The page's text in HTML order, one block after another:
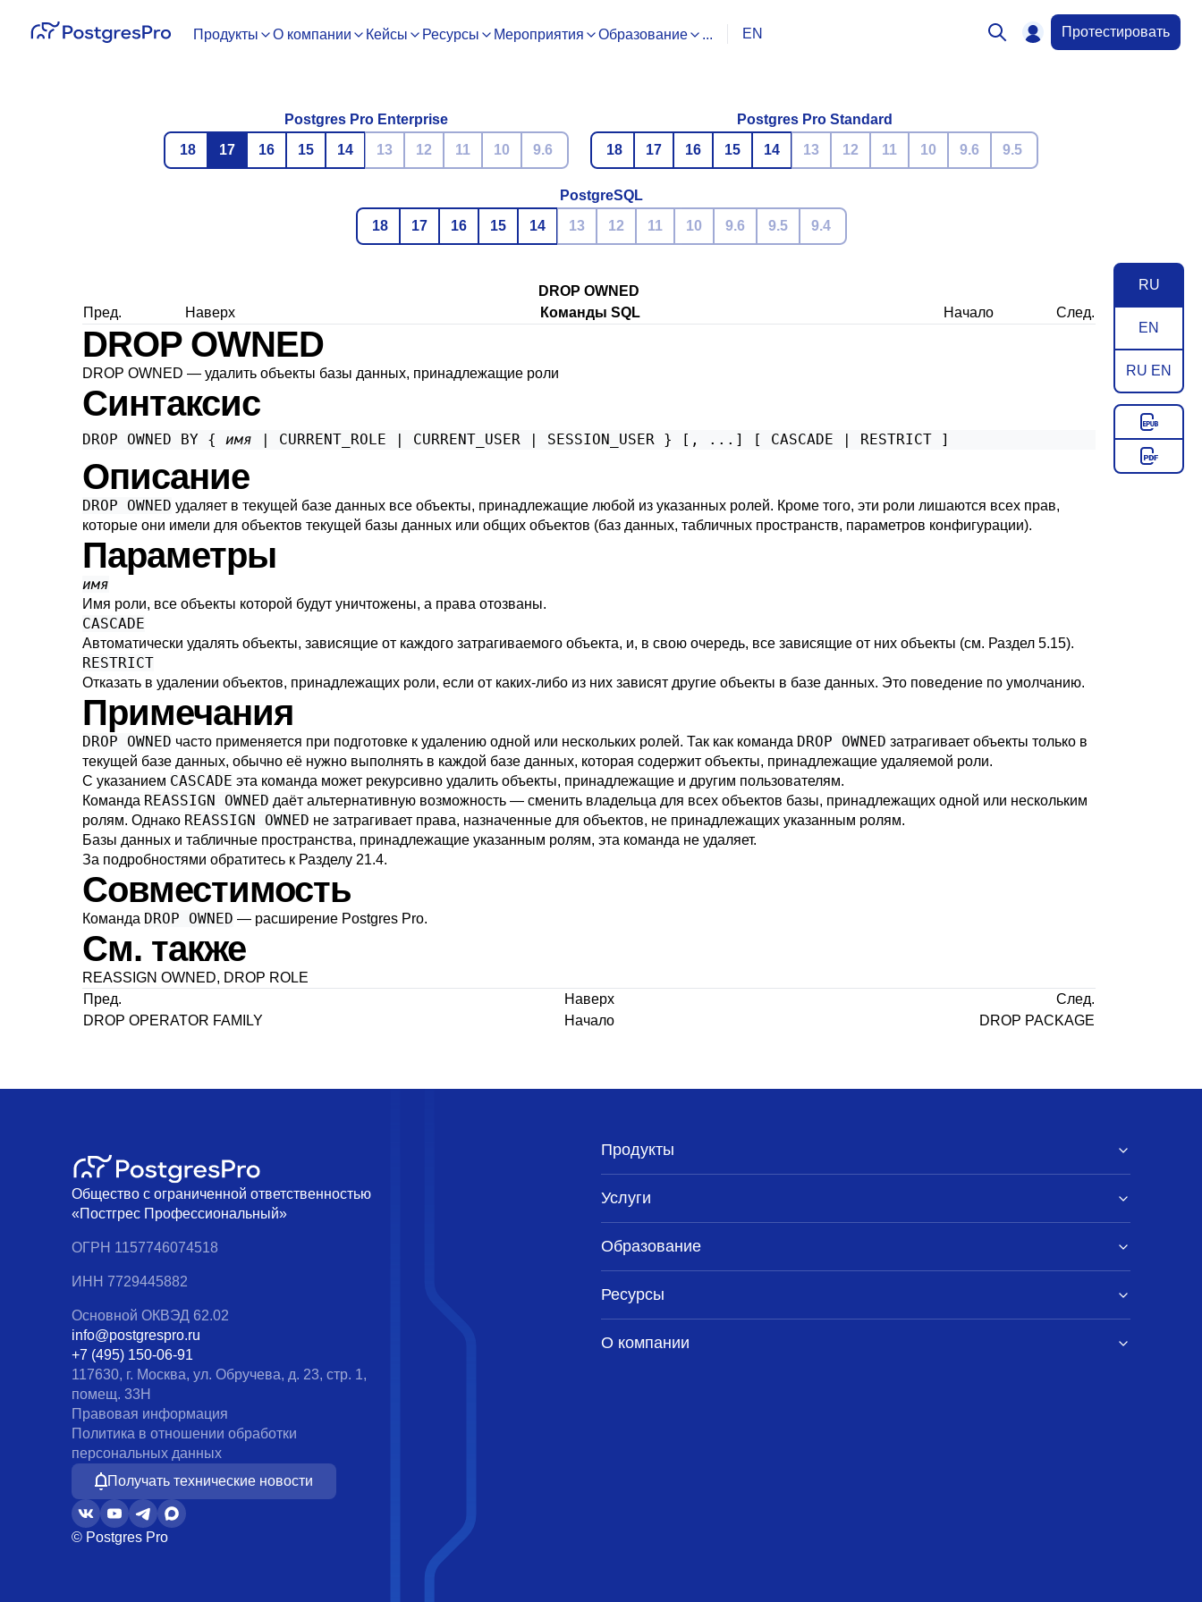
Продукты О компании Кейсы Ресурсы Мероприятия Образование ... EN Протестировать
Postgres Pro Enterprise
18
17 16 15 14 13 12 11 10 9.6
Postgres Pro Standard
18
17 16 15 14 13 12 11 10 9.6 9.5
PostgreSQL
18
17 16 15 14 13 12 11 10 9.6 9.5 9.4
RU
EN
RU EN
DROP OWNED
Пред.
Наверх Команды SQL Начало След.
DROP OWNED
DROP OWNED — удалить объекты базы данных, принадлежащие роли
Синтаксис
DROP OWNED BY { имя | CURRENT_ROLE | CURRENT_USER | SESSION_USER } [, ...] [ CASCADE | RESTRICT ]
Описание
DROP OWNED удаляет в текущей базе данных все объекты, принадлежащие любой из указанных ролей. Кроме того, эти роли лишаются всех прав,
которые они имели для объектов текущей базы данных или общих объектов (баз данных, табличных пространств, параметров конфигурации).
Параметры
имя
Имя роли, все объекты которой будут уничтожены, а права отозваны.
CASCADE
Автоматически удалять объекты, зависящие от каждого затрагиваемого объекта, и, в свою очередь, все зависящие от них объекты (см. Раздел 5.15).
RESTRICT
Отказать в удалении объектов, принадлежащих роли, если от каких-либо из них зависят другие объекты в базе данных. Это поведение по умолчанию.
Примечания
DROP OWNED часто применяется при подготовке к удалению одной или нескольких ролей. Так как команда DROP OWNED затрагивает объекты только в
текущей базе данных, обычно её нужно выполнять в каждой базе данных, которая содержит объекты, принадлежащие удаляемой роли.
С указанием CASCADE эта команда может рекурсивно удалить объекты, принадлежащие и другим пользователям.
Команда REASSIGN OWNED даёт альтернативную возможность — сменить владельца для всех объектов базы, принадлежащих одной или нескольким
ролям. Однако REASSIGN OWNED не затрагивает права, назначенные для объектов, не принадлежащих указанным ролям.
Базы данных и табличные пространства, принадлежащие указанным ролям, эта команда не удаляет.
За подробностями обратитесь к Разделу 21.4.
Совместимость
Команда DROP OWNED — расширение Postgres Pro.
См. также
REASSIGN OWNED, DROP ROLE
Пред.
Наверх
След.
DROP OPERATOR FAMILY
Начало DROP PACKAGE
Общество с ограниченной ответственностью
«Постгрес Профессиональный»
ОГРН 1157746074518
ИНН 7729445882
Основной ОКВЭД 62.02
info@postgrespro.ru
+7 (495) 150-06-91
117630, г. Москва, ул. Обручева, д. 23, стр. 1,
помещ. 33Н
Правовая информация
Политика в отношении обработки
персональных данных
Получать технические новости
© Postgres Pro
Продукты
Услуги
Образование
Ресурсы
О компании